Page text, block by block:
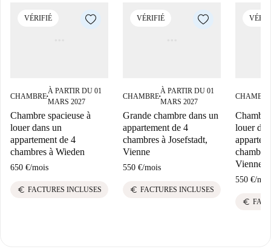
VÉRIFIÉ
CHAMBRE■
À PARTIR DU 01
MARS 2027
Chambre spacieuse à
louer dans un
appartement de 4
chambres à Wieden
650 €/mois
euro FACTURES INCLUSES
VÉRIFIÉ
CHAMBRE■
À PARTIR DU 01
MARS 2027
Grande chambre dans un
appartement de 4
chambres à Josefstadt,
Vienne
550 €/mois
euro FACTURES INCLUSES
CHAMBRE
louer
Vienne
550 €/
euro